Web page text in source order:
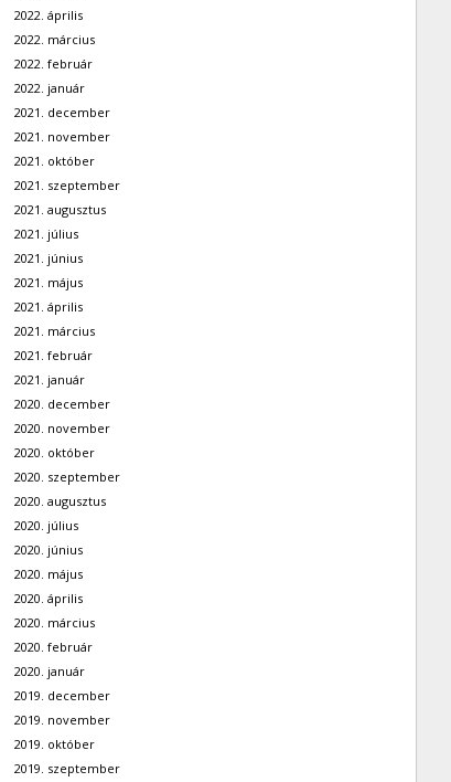
2022. április
2022. március
2022. február
2022. január
2021. december
2021. november
2021. október
2021. szeptember
2021. augusztus
2021. július
2021. június
2021. május
2021. április
2021. március
2021. február
2021. január
2020. december
2020. november
2020. október
2020. szeptember
2020. augusztus
2020. július
2020. június
2020. május
2020. április
2020. március
2020. február
2020. január
2019. december
2019. november
2019. október
2019. szeptember